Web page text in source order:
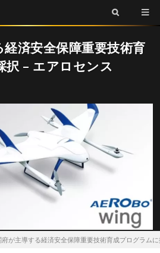
済安全保障重要技術育
択 – エアロセンス
府が主導する経済安全保障重要技術育成プログラム